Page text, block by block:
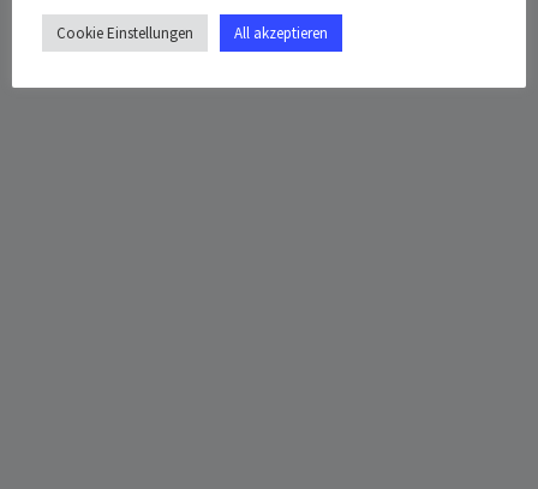
Cookie Einstellungen All akzeptieren